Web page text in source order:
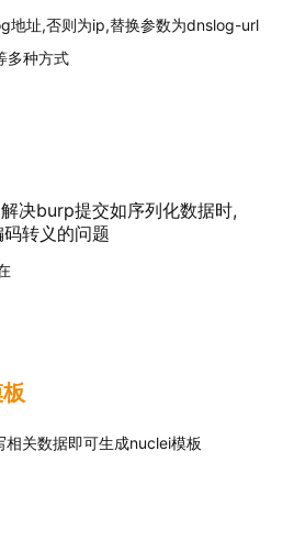
地址,否则为ip,替换参数为dnslog-url
多种方式
决burp提交如序列化数据时,
码转义的问题
关数据即可生成nuclei模板